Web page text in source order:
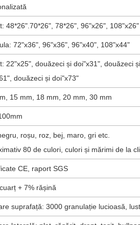
48*26".70*26", 78*26", 96"x26", 108"x26"
72"x36", 96"x36", 96"x40", 108"x44"
22"x25", douăzeci și doi"x31", douăzeci
douăzeci și doi"x73"
15 mm, 18 mm, 20 mm, 30 mm
roșu, roz, bej, maro, gri etc.
80 de culori, culori și mărimi de la
CE, raport SGS
+ 7% rășină
suprafață: 3000 granulație lucioasă,